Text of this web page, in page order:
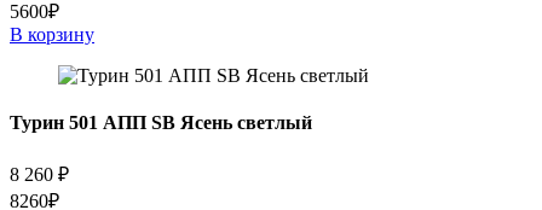
5600₽
В корзину
Турин 501 АПП SB Ясень светлый
8 260 ₽
8260₽